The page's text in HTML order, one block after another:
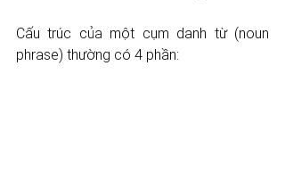
Cấu trúc của một cụm danh từ (noun
phrase) thường có 4 phần: